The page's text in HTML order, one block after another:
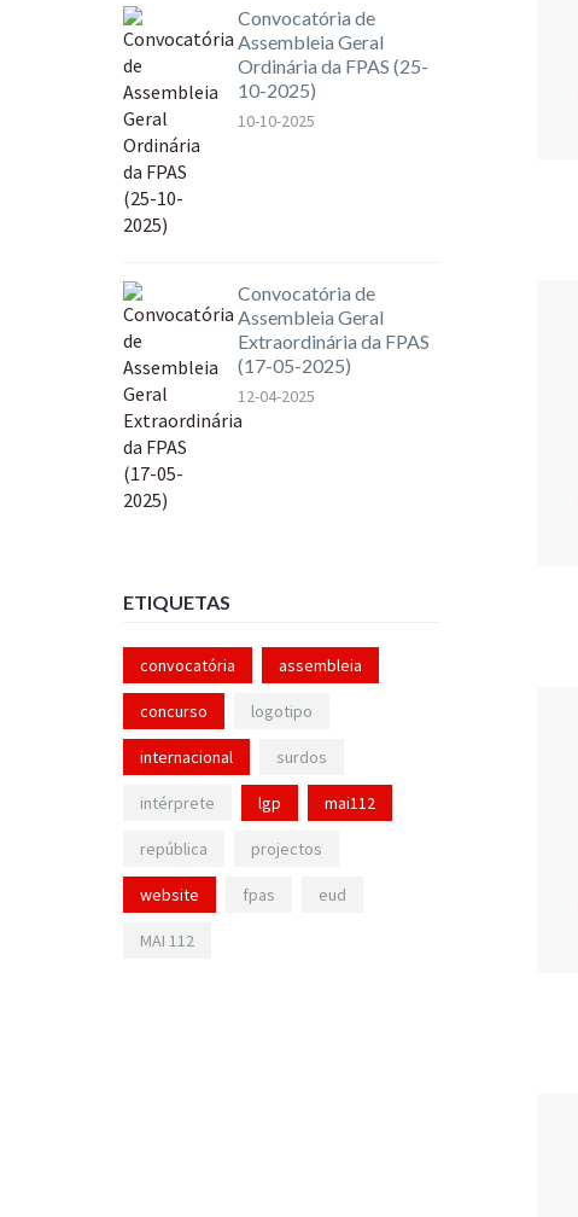
Convocatória de
Assembleia Geral
Ordinária da FPAS (25-
10-2025)
10-10-2025
Convocatória de
Assembleia Geral
Extraordinária da FPAS
(17-05-2025)
12-04-2025
ETIQUETAS
convocatória assembleia
concurso logotipo
internacional surdos
intérprete lgp mai112
república projectos
website fpas eud
MAI 112